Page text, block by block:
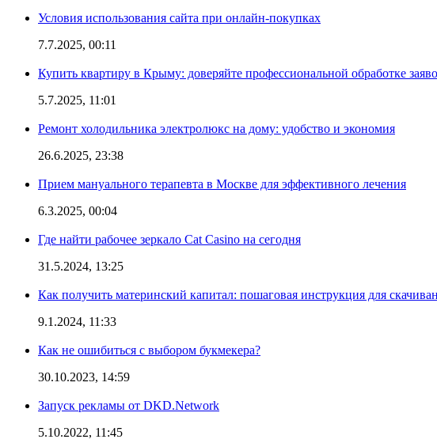
Условия использования сайта при онлайн-покупках
7.7.2025, 00:11
Купить квартиру в Крыму: доверяйте профессиональной обработке
5.7.2025, 11:01
Ремонт холодильника электролюкс на дому: удобство и экономия
26.6.2025, 23:38
Прием мануального терапевта в Москве для эффективного лечения
6.3.2025, 00:04
Где найти рабочее зеркало Cat Casino на сегодня
31.5.2024, 13:25
Как получить материнский капитал: пошаговая инструкция для
9.1.2024, 11:33
Как не ошибиться с выбором букмекера?
30.10.2023, 14:59
Запуск рекламы от DKD.Network
5.10.2022, 11:45